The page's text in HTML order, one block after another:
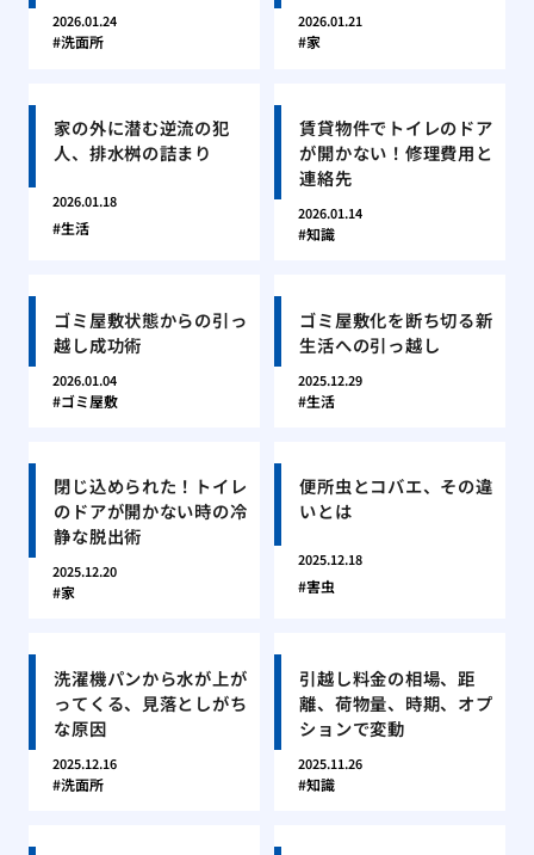
2026.01.24
洗面所
2026.01.21
家
家の外に潜む逆流の犯
人、排水桝の詰まり
2026.01.18
生活
賃貸物件でトイレのドア
が開かない！修理費用と
連絡先
2026.01.14
知識
ゴミ屋敷状態からの引っ
越し成功術
2026.01.04
ゴミ屋敷
ゴミ屋敷化を断ち切る新
生活への引っ越し
2025.12.29
生活
閉じ込められた！トイレ
のドアが開かない時の冷
静な脱出術
2025.12.20
家
便所虫とコバエ、その違
いとは
2025.12.18
害虫
洗濯機パンから水が上が
ってくる、見落としがち
な原因
2025.12.16
洗面所
引越し料金の相場、距
離、荷物量、時期、オプ
ションで変動
2025.11.26
知識